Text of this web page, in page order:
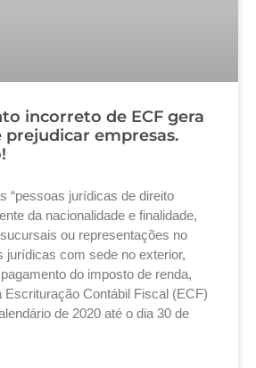
incorreto de ECF gera
empresas.
“pessoas jurídicas de direito
da nacionalidade e finalidade,
ou representações no
jurídicas com sede no exterior,
do imposto de renda,
Escrituração Contábil Fiscal (ECF)
de 2020 até o dia 30 de